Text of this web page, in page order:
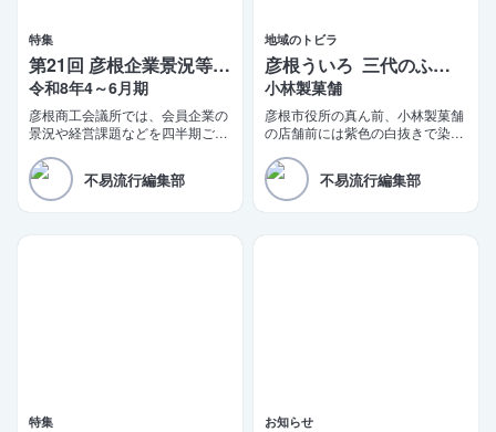
特集
第21回 彦根企業景況等調査報告
令和8年4～6月期
彦根商工会議所では、会員企業の
景況や経営課題などを四半期ごと
査」を実施しております。このほ
ど第21四半期（令和8年4〜6月
期）の調査結果がまとまりました
不易流行編集部
地域のトビラ
彦根ういろ 三代のふるさとの味
小林製菓舗
彦根市役所の真ん前、小林製菓舗
の店舗前には紫色の白抜きで染め
新しい陣旗が立っている。少し前
までは「彦根ういろ ふるさとの
味」だった。
不易流行編集部
特集 お知らせ